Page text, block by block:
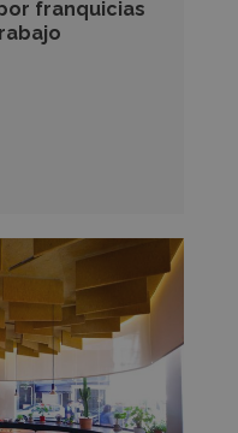
franquicias